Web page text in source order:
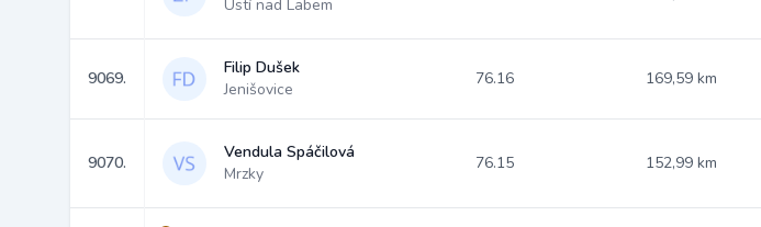
Ústí nad Labem
9069.
Filip Dušek
Jenišovice
76.16 169,59 km
9070.
Vendula Spáčilová
Mrzky
76.15 152,99 km